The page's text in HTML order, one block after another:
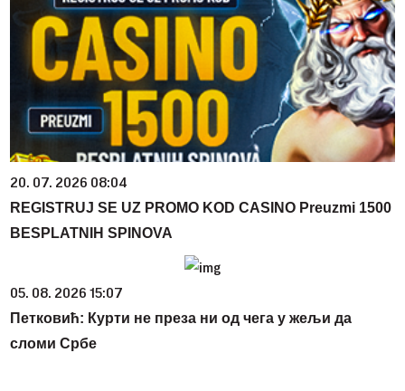
20. 07. 2026 08:04
REGISTRUJ SE UZ PROMO KOD CASINO Preuzmi 1500
BESPLATNIH SPINOVA
05. 08. 2026 15:07
Петковић: Курти не преза ни од чега у жељи да
сломи Србе